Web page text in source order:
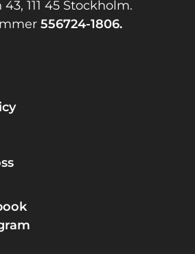
111 45 Stockholm.
556724-1806.